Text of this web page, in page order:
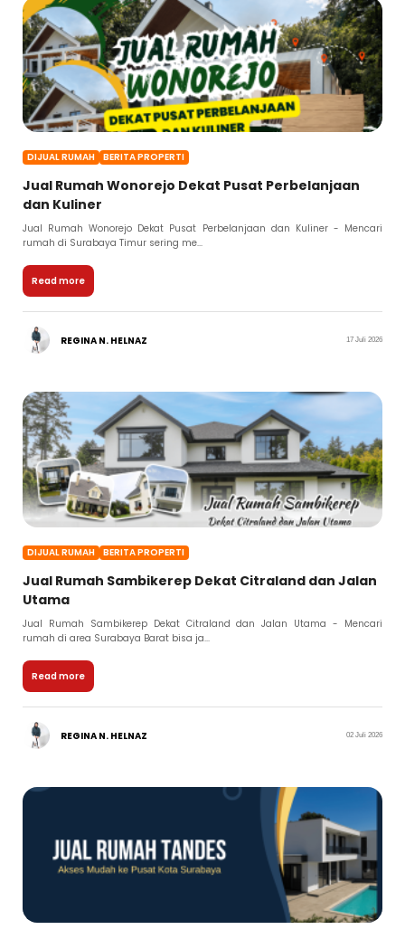
DIJUAL RUMAH BERITA PROPERTI
Jual Rumah Wonorejo Dekat Pusat Perbelanjaan
dan Kuliner
Jual Rumah Wonorejo Dekat Pusat Perbelanjaan dan Kuliner - Mencari
rumah di Surabaya Timur sering me...
Read more
REGINA N. HELNAZ 17 Juli 2026
DIJUAL RUMAH BERITA PROPERTI
Jual Rumah Sambikerep Dekat Citraland dan Jalan
Utama
Jual Rumah Sambikerep Dekat Citraland dan Jalan Utama - Mencari
rumah di area Surabaya Barat bisa ja...
Read more
REGINA N. HELNAZ 02 Juli 2026